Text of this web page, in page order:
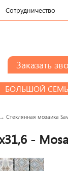
Сотрудничество
СЕМЬЕ
→Стеклянная мозаика
-